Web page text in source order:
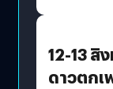
12-13 สิ
ดาวตกเ